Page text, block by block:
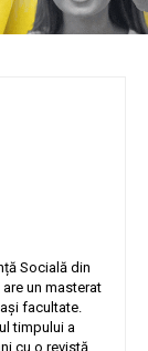
Socială din
un masterat
facultate.
timpului a
cu o revistă